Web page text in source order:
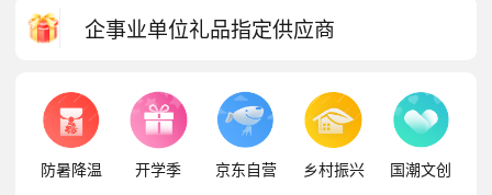
企事业单位礼品指定供应商
防暑降温 开学季 京东自营 乡村振兴 国潮文创